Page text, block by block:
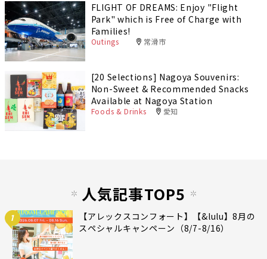
FLIGHT OF DREAMS: Enjoy "Flight
Park" which is Free of Charge with
Families!
Outings 常滑市
[20 Selections] Nagoya Souvenirs:
Non-Sweet & Recommended Snacks
Available at Nagoya Station
Foods & Drinks 愛知
人気記事TOP5
1
【アレックスコンフォート】【&lulu】8月の
スペシャルキャンペーン（8/7-8/16）